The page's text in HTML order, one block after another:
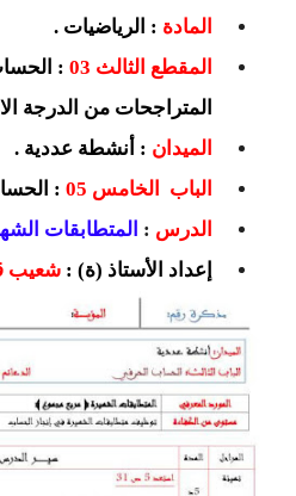
المادة : الرياضيات .
المقطع الثالث 03
:
المتراجحات من الدرجة
الميدان : أنشطة عددية .
الباب الخامس 05
:
الدرس : المتطابقات
إعداد الأستاذ (ة) : شعيب